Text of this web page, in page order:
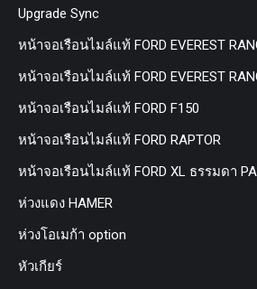
Upgrade Sync
หน้าจอเรือนไมล์แท้ FORD EVEREST
หน้าจอเรือนไมล์แท้ FORD EVEREST
หน้าจอเรือนไมล์แท้ FORD F150
หน้าจอเรือนไมล์แท้ FORD RAPTOR
หน้าจอเรือนไมล์แท้ FORD XL ธรรมดา
ห่วงแดง HAMER
ห่วงโอเมก้า option
หัวเกียร์